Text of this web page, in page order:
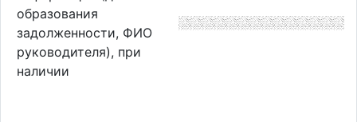
образования
задолженности, ФИО
руководителя), при
наличии